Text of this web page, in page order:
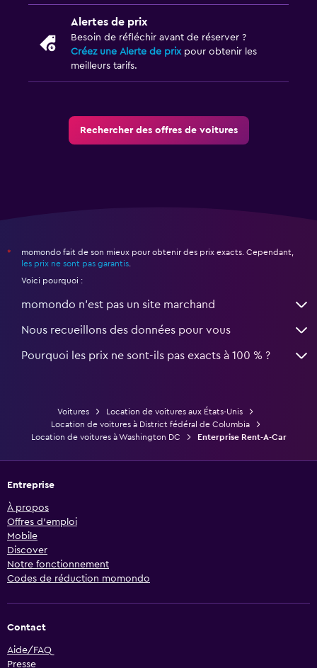
Alertes de prix
Besoin de réfléchir avant de réserver ?
Créez une Alerte de prixpour obtenir les
meilleurs tarifs.
Rechercher des offres de voitures
*
momondo fait de son mieux pour obtenir des prix exacts. Cependant,
les prix ne sont pas garantis.
Voici pourquoi :
momondo n'est pas un site marchand
Nous recueillons des données pour vous
Pourquoi les prix ne sont-ils pas exacts à 100 % ?
Voitures
Location de voitures aux États-Unis
Location de voitures à District fédéral de Columbia
Location de voitures à Washington DC
Enterprise Rent-A-Car
Entreprise
À propos
Offres d’emploi
Mobile
Discover
Notre fonctionnement
Codes de réduction momondo
Contact
Aide/FAQ
Presse